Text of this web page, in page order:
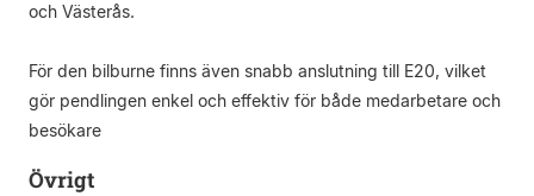
och Västerås.
För den bilburne finns även snabb anslutning till E20, vilket
gör pendlingen enkel och effektiv för både medarbetare och
besökare
Övrigt